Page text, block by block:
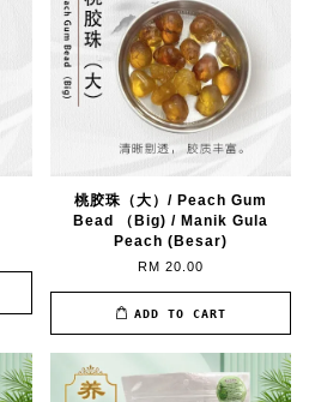
桃胶珠（大）/ Peach Gum
Bead （Big) / Manik Gula
Peach (Besar)
RM 20.00
ADD TO CART